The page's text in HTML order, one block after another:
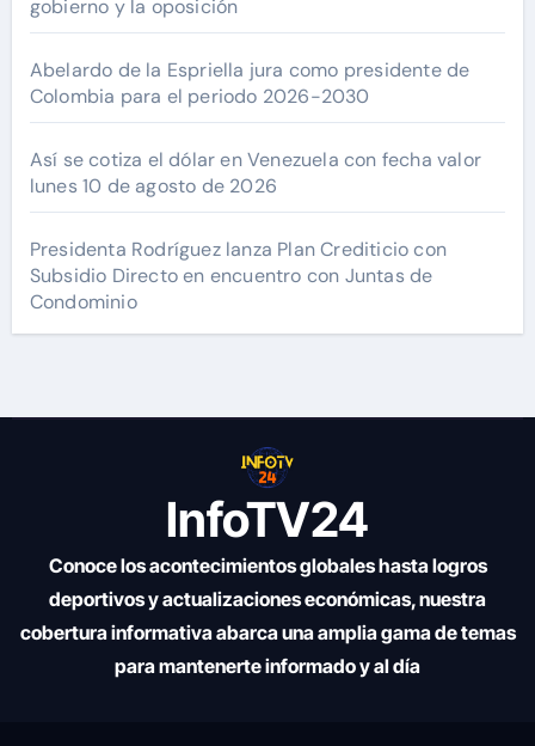
gobierno y la oposición
Abelardo de la Espriella jura como presidente de
Colombia para el periodo 2026-2030
Así se cotiza el dólar en Venezuela con fecha valor
lunes 10 de agosto de 2026
Presidenta Rodríguez lanza Plan Crediticio con
Subsidio Directo en encuentro con Juntas de
Condominio
InfoTV24
Conoce los acontecimientos globales hasta logros
deportivos y actualizaciones económicas, nuestra
cobertura informativa abarca una amplia gama de temas
para mantenerte informado y al día